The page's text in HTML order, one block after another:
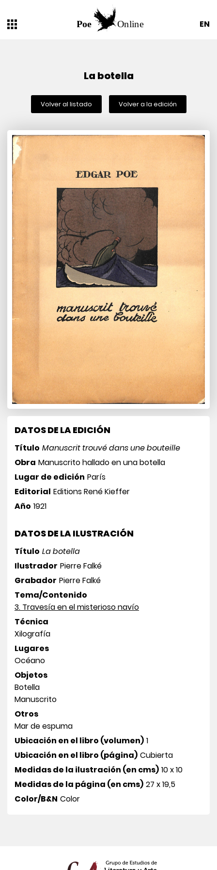
EN
La botella
Volver al listado Volver a la edición
DATOS DE LA EDICIÓN
Título Manuscrit trouvé dans une bouteille
Obra Manuscrito hallado en una botella
Lugar de edición París
Editorial Editions René Kieffer
Año 1921
DATOS DE LA ILUSTRACIÓN
Título La botella
Ilustrador Pierre Falké
Grabador Pierre Falké
Tema/Contenido
3. Travesía en el misterioso navío
Técnica
Xilografía
Lugares
Océano
Objetos
Botella
Manuscrito
Otros
Mar de espuma
Ubicación en el libro (volumen) 1
Ubicación en el libro (página) Cubierta
Medidas de la ilustración (en cms) 10 x 10
Medidas de la página (en cms) 27 x 19,5
Color/B&N Color